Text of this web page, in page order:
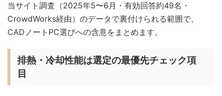
当サイト調査（2025年5〜6月・有効回答約49名・
CrowdWorks経由）のデータで裏付けられる範囲で、
CADノートPC選びへの含意をまとめます。
排熱・冷却性能は選定の最優先チェック項
目